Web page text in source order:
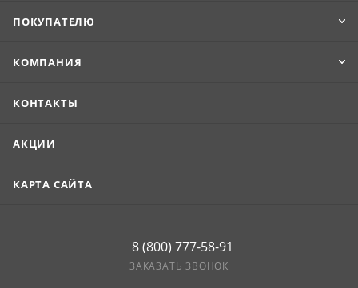
ПОКУПАТЕЛЮ
КОМПАНИЯ
КОНТАКТЫ
АКЦИИ
КАРТА САЙТА
8 (800) 777-58-91
ЗАКАЗАТЬ ЗВОНОК